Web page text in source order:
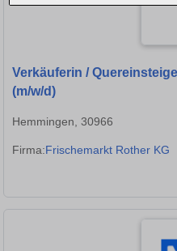
Verkäuferin /
(m/w/d)
Hemmingen, 30966
Firma:Frischemarkt Rother KG